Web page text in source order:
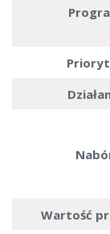
Wartość